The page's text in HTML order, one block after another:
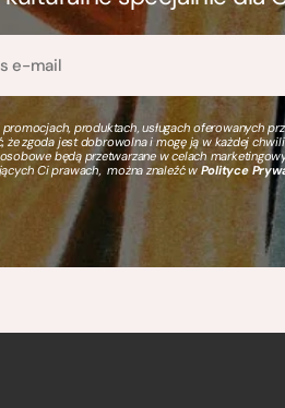
produktach, usługach oferowanych
że zgoda jest dobrowolna i mogę ją w każdej
będą przetwarzane w celach
Ci prawach, można znaleźć wPolityce